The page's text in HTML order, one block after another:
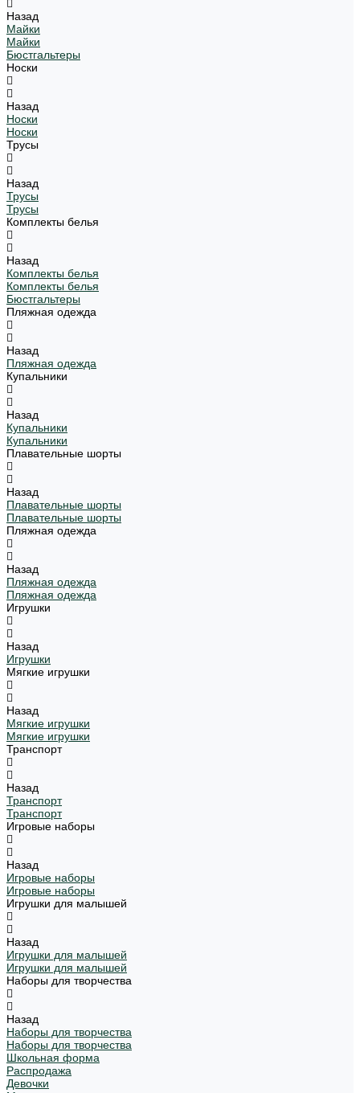
Назад
Майки
Майки
Бюстгальтеры
Носки
Назад
Носки
Носки
Трусы
Назад
Трусы
Трусы
Комплекты белья
Назад
Комплекты белья
Комплекты белья
Бюстгальтеры
Пляжная одежда
Назад
Пляжная одежда
Купальники
Назад
Купальники
Купальники
Плавательные шорты
Назад
Плавательные шорты
Плавательные шорты
Пляжная одежда
Назад
Пляжная одежда
Пляжная одежда
Игрушки
Назад
Игрушки
Мягкие игрушки
Назад
Мягкие игрушки
Мягкие игрушки
Транспорт
Назад
Транспорт
Транспорт
Игровые наборы
Назад
Игровые наборы
Игровые наборы
Игрушки для малышей
Назад
Игрушки для малышей
Игрушки для малышей
Наборы для творчества
Назад
Наборы для творчества
Наборы для творчества
Школьная форма
Распродажа
Девочки